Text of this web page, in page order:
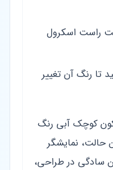
راست اسکرول
تا رنگ آن تغییر
کوچک آبی رنگ
نمایشگر
سادگی در طراحی،